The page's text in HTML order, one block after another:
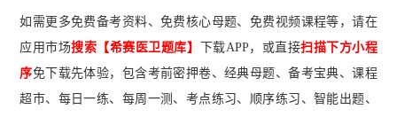
如需更多免费备考资料、免费核心母题、免费视频课程等，请在
应用市场搜索【希赛医卫题库】 下载APP，或直接扫描下方小程
序免下载先体验，包含考前密押卷、经典母题、备考宝典、课程
超市、每日一练、每周一测、考点练习、顺序练习、智能出题、